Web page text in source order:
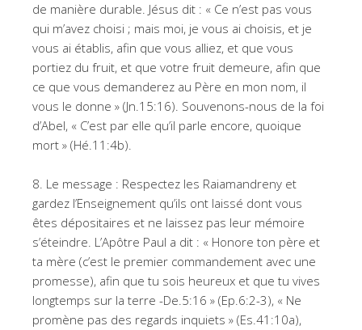
de manière durable. Jésus dit : « Ce n’est pas vous
qui m’avez choisi ; mais moi, je vous ai choisis, et je
vous ai établis, afin que vous alliez, et que vous
portiez du fruit, et que votre fruit demeure, afin que
ce que vous demanderez au Père en mon nom, il
vous le donne » (Jn.15:16). Souvenons-nous de la foi
d’Abel, « C’est par elle qu’il parle encore, quoique
mort » (Hé.11:4b).
8. Le message : Respectez les Raiamandreny et
gardez l’Enseignement qu’ils ont laissé dont vous
êtes dépositaires et ne laissez pas leur mémoire
s’éteindre. L’Apôtre Paul a dit : « Honore ton père et
ta mère (c’est le premier commandement avec une
promesse), afin que tu sois heureux et que tu vives
longtemps sur la terre -De.5:16 » (Ep.6:2-3), « Ne
promène pas des regards inquiets » (Es.41:10a),